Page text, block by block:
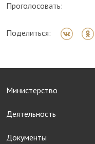
Проголосовать:
Поделиться:
Министерство
Деятельность
Документы